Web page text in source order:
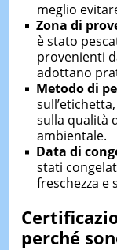
meglio
Zona di
è stato
provenienti
adottano
Metodo di
sulla qualità
ambientale.
Data di
stati
freschezza e
perché